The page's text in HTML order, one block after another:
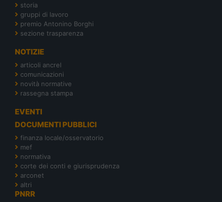
storia
gruppi di lavoro
premio Antonino Borghi
sezione trasparenza
NOTIZIE
articoli ancrel
comunicazioni
novità normative
rassegna stampa
EVENTI
DOCUMENTI PUBBLICI
finanza locale/osservatorio
mef
normativa
corte dei conti e giurisprudenza
arconet
altri
PNRR